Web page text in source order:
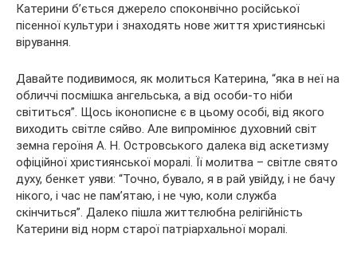
Катерини б’ється джерело споконвічно російської
пісенної культури і знаходять нове життя християнські
вірування.
Давайте подивимося, як молиться Катерина, “яка в неї на
обличчі посмішка ангельська, а від особи-то ніби
світиться”. Щось іконописне є в цьому особі, від якого
виходить світле сяйво. Але випромінює духовний світ
земна героїня А. Н. Островського далека від аскетизму
офіційної християнської моралі. Її молитва – світле свято
духу, бенкет уяви: “Точно, бувало, я в рай увійду, і не бачу
нікого, і час не пам’ятаю, і не чую, коли служба
скінчиться”. Далеко пішла життєлюбна релігійність
Катерини від норм старої патріархальної моралі.